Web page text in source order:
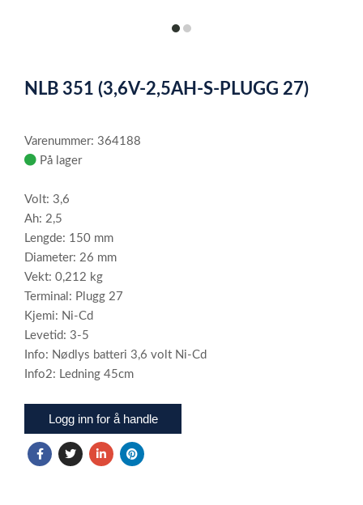
itemitem
of
NLB 351 (3,6V-2,5AH-S-PLUGG 27)
Varenummer: 364188
På lager
Volt: 3,6
Ah: 2,5
Lengde: 150 mm
Diameter: 26 mm
Vekt: 0,212 kg
Terminal: Plugg 27
Kjemi: Ni-Cd
Levetid: 3-5
Info: Nødlys batteri 3,6 volt Ni-Cd
Info2: Ledning 45cm
Logg inn for å handle